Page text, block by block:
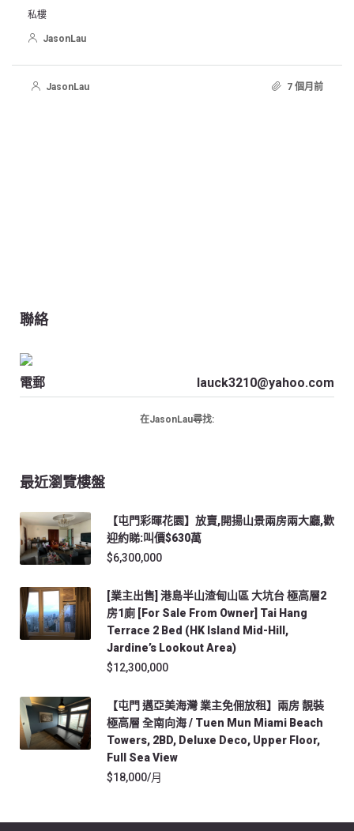
私樓
JasonLau
JasonLau 7 個月前
聯絡
電郵 lauck3210@yahoo.com
在JasonLau尋找:
最近瀏覽樓盤
【屯門彩暉花園】放賣,開揚山景兩房兩大廳,歡
迎約睇:叫價$630萬
$6,300,000
[業主出售] 港島半山渣甸山區 大坑台 極高層2
房1廁 [For Sale From Owner] Tai Hang
Terrace 2 Bed (HK Island Mid-Hill,
Jardine’s Lookout Area)
$12,300,000
【屯門 邁亞美海灣 業主免佣放租】兩房 靚裝
極高層 全南向海 / Tuen Mun Miami Beach
Towers, 2BD, Deluxe Deco, Upper Floor,
Full Sea View
$18,000/月